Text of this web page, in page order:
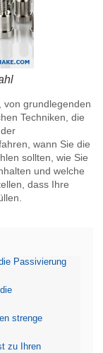
von grundlegenden
Techniken, die
wann Sie die
sollten, wie Sie
und welche
dass Ihre
Passivierung
strenge
zu Ihren